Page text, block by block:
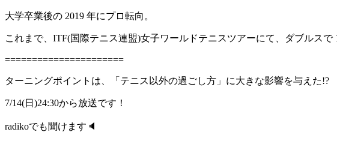
大学卒業後の 2019 年にプロ転向。
これまで、ITF(国際テニス連盟)女子ワールドテニスツアーにて、ダブルスで
======================
ターニングポイントは、「テニス以外の過ごし方」に大きな影響を与えた!?
7/14(日)24:30から放送です！
radikoでも聞けます🔈